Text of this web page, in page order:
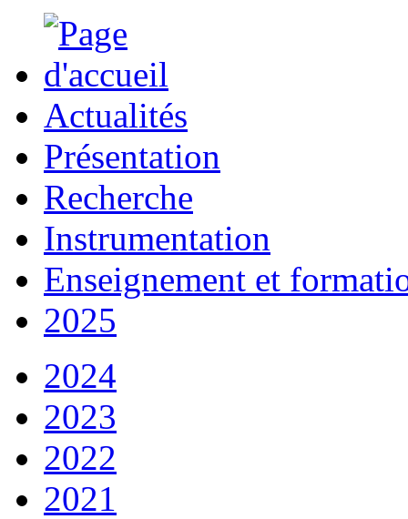
Actualités
Présentation
Recherche
Instrumentation
Enseignement et
2025
2024
2023
2022
2021